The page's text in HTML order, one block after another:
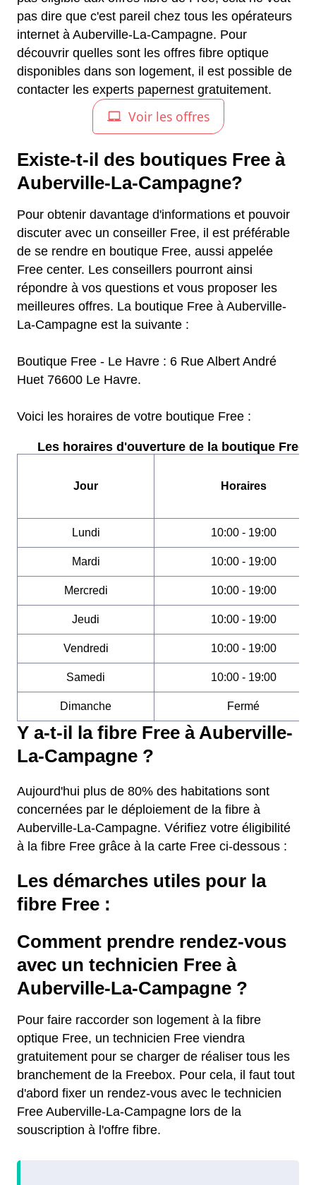
pas dire que c'est pareil chez tous les opérateurs
internet à Auberville-La-Campagne. Pour
découvrir quelles sont les offres fibre optique
disponibles dans son logement, il est possible de
contacter les experts papernest gratuitement.
Existe-t-il des boutiques Free à
Auberville-La-Campagne?
Pour obtenir davantage d'informations et pouvoir
discuter avec un conseiller Free, il est préférable
de se rendre en boutique Free, aussi appelée
Free center. Les conseillers pourront ainsi
répondre à vos questions et vous proposer les
meilleures offres. La boutique Free à Auberville-
La-Campagne est la suivante :
Boutique Free - Le Havre : 6 Rue Albert André
Huet 76600 Le Havre.
Voici les horaires de votre boutique Free :
Les horaires d'ouverture de la boutique Free :
Jour Horaires
Lundi 10:00 - 19:00
Mardi 10:00 - 19:00
Mercredi 10:00 - 19:00
Jeudi 10:00 - 19:00
Vendredi 10:00 - 19:00
Samedi 10:00 - 19:00
Dimanche Fermé
Y a-t-il la fibre Free à Auberville-
La-Campagne ?
Aujourd'hui plus de 80% des habitations sont
concernées par le déploiement de la fibre à
Auberville-La-Campagne. Vérifiez votre éligibilité
à la fibre Free grâce à la carte Free ci-dessous :
Les démarches utiles pour la
fibre Free :
Comment prendre rendez-vous
avec un technicien Free à
Auberville-La-Campagne ?
Pour faire raccorder son logement à la fibre
optique Free, un technicien Free viendra
gratuitement pour se charger de réaliser tous les
branchement de la Freebox. Pour cela, il faut tout
d'abord fixer un rendez-vous avec le technicien
Free Auberville-La-Campagne lors de la
souscription à l'offre fibre.